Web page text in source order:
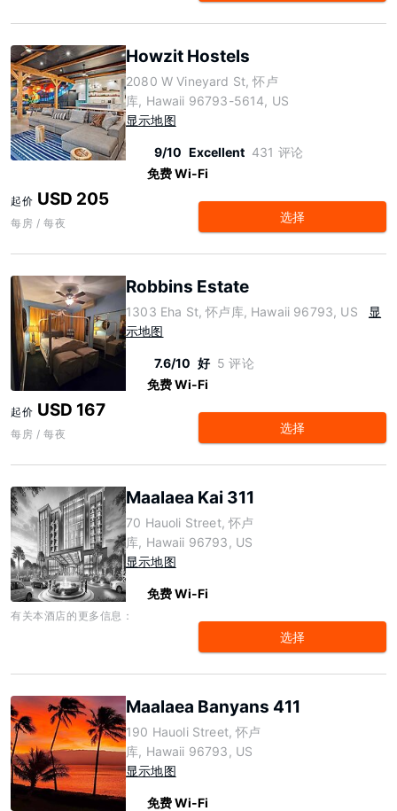
Howzit Hostels
2080 W Vineyard St, 怀卢
库, Hawaii 96793-5614, US
显示地图
9/10 Excellent 431 评论
免费 Wi-Fi
起价 USD 205
每房 / 每夜 选择
Robbins Estate
1303 Eha St, 怀卢库, Hawaii 96793, US
显
示地图
7.6/10 好 5 评论
免费 Wi-Fi
起价 USD 167
每房 / 每夜 选择
Maalaea Kai 311
70 Hauoli Street, 怀卢
库, Hawaii 96793, US
显示地图
免费 Wi-Fi
有关本酒店的更多信息：
选择
Maalaea Banyans 411
190 Hauoli Street, 怀卢
库, Hawaii 96793, US
显示地图
免费 Wi-Fi